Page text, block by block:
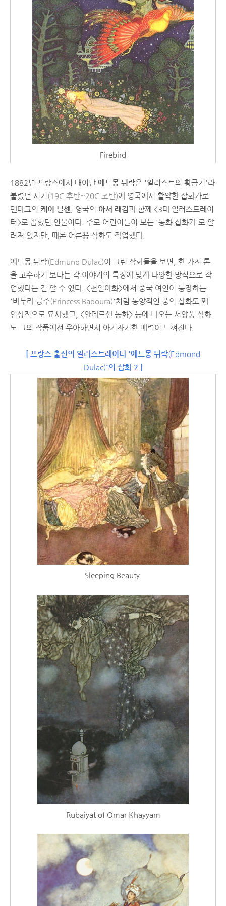
Firebird
1882년 프랑스에서 태어난 에드몽 뒤락은 '일러스트의 황금기'라
불렸던 시기 (19C 후반~20C 초반)에 영국에서 활약한 삽화가로
덴마크의 케이 닐센 , 영국의 아서 래컴과 함께 <3대 일러스트레이
터>로 꼽혔던 인물이다. 주로 어린이들이 보는 '동화 삽화가'로 알
려져 있지만, 때론 어른용 삽화도 작업했다.
에드몽 뒤락(Edmund Dulac)이 그린 삽화들을 보면, 한 가지 톤
을 고수하기 보다는 각 이야기의 특징에 맞게 다양한 방식으로 작
업했다는 걸 알 수 있다. <천일야화>에서 중국 여인이 등장하는
'바두라 공주(Princess Badoura)'처럼 동양적인 풍의 삽화도 꽤
인상적으로 묘사했고, <안데르센 동화> 등에 나오는 서양풍 삽화
도 그의 작품에선 우아하면서 아기자기한 매력이 느껴진다.
[ 프랑스 출신의 일러스트레이터 '에드몽 뒤락(Edmond
Dulac)'의 삽화 2 ]
Sleeping Beauty
Rubaiyat of Omar Khayyam